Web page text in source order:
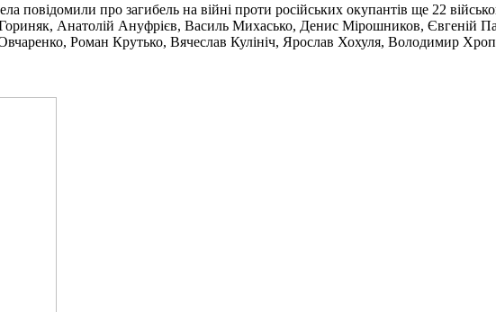
повідомили про загибель на війні проти російських окупантів ще 22
Гориняк, Анатолій Ануфрієв, Василь Михасько, Денис Мірошников,
Роман Крутько, Вячеслав Кулініч, Ярослав Хохуля, Володимир